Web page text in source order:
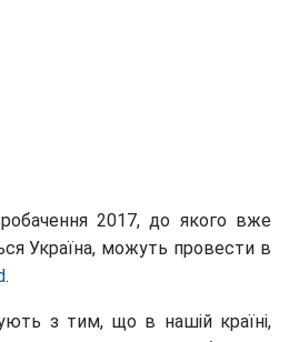
2017, до якого вже
Україна, можуть провести в
.
з тим, що в нашій країні,